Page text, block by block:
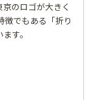
のロゴが大きく
徴でもある「折り
す。